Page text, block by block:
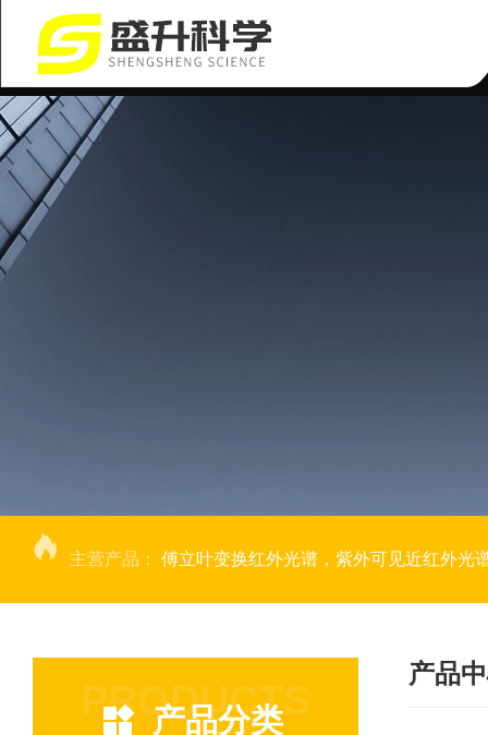
主营产品： 傅立叶变换红外光谱，紫外可见近红外光谱仪
PRODUCTS
产品分类
产品